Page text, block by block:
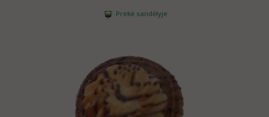
Prekė sandėlyje